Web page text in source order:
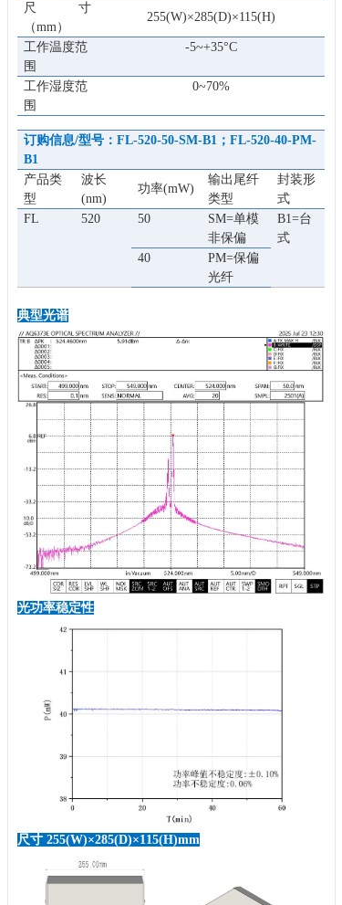
尺
寸
（mm）
255(W)×285(D)×115(H)
工作温度范
围
-5~+35°C
工作湿度范
围
0~70%
订购信息/型号： FL-520-50-SM-B1； FL-520-40-PM-
B1
产品类
型
波长
(nm)
功率(mW)
输出尾纤
类型
封装形
式
FL
520 50
SM=单模
非保偏
B1=台
式
40
PM=保偏
光纤
典型光谱
光功率稳定性
尺寸 255(W)×285(D)×115(H)mm